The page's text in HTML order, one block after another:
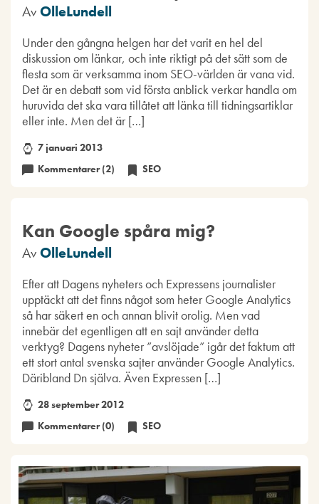
AvOlleLundell
Under den gångna helgen har det varit en hel del
diskussion om länkar, och inte riktigt på det sätt som de
flesta som är verksamma inom SEO-världen är vana vid.
Det är en debatt som vid första anblick verkar handla om
huruvida det ska vara tillåtet att länka till tidningsartiklar
eller inte. Men det är […]
7 januari 2013
Kommentarer (2)
SEO
Kan Google spåra mig?
AvOlleLundell
Efter att Dagens nyheters och Expressens journalister
upptäckt att det finns något som heter Google Analytics
så har säkert en och annan blivit orolig. Men vad
innebär det egentligen att en sajt använder detta
verktyg? Dagens nyheter ”avslöjade” igår det faktum att
ett stort antal svenska sajter använder Google Analytics.
Däribland Dn själva. Även Expressen […]
28 september 2012
Kommentarer (0)
SEO